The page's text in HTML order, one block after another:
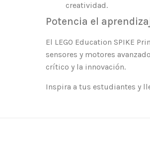
creatividad.
Potencia el
El LEGO Education SPIKE
sensores y motores
crítico y la innovación.
Inspira a tus estudiantes y